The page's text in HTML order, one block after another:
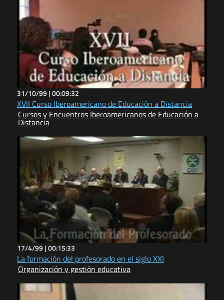
31/10/99 |00:09:32
XVII Curso Iberoamericano de Educación a Distancia
Cursos y Encuentros Iberoamericanos de Educación a
Distancia
17/4/99 |00:15:33
La formación del profesorado en el siglo XXI
Organización y gestión educativa